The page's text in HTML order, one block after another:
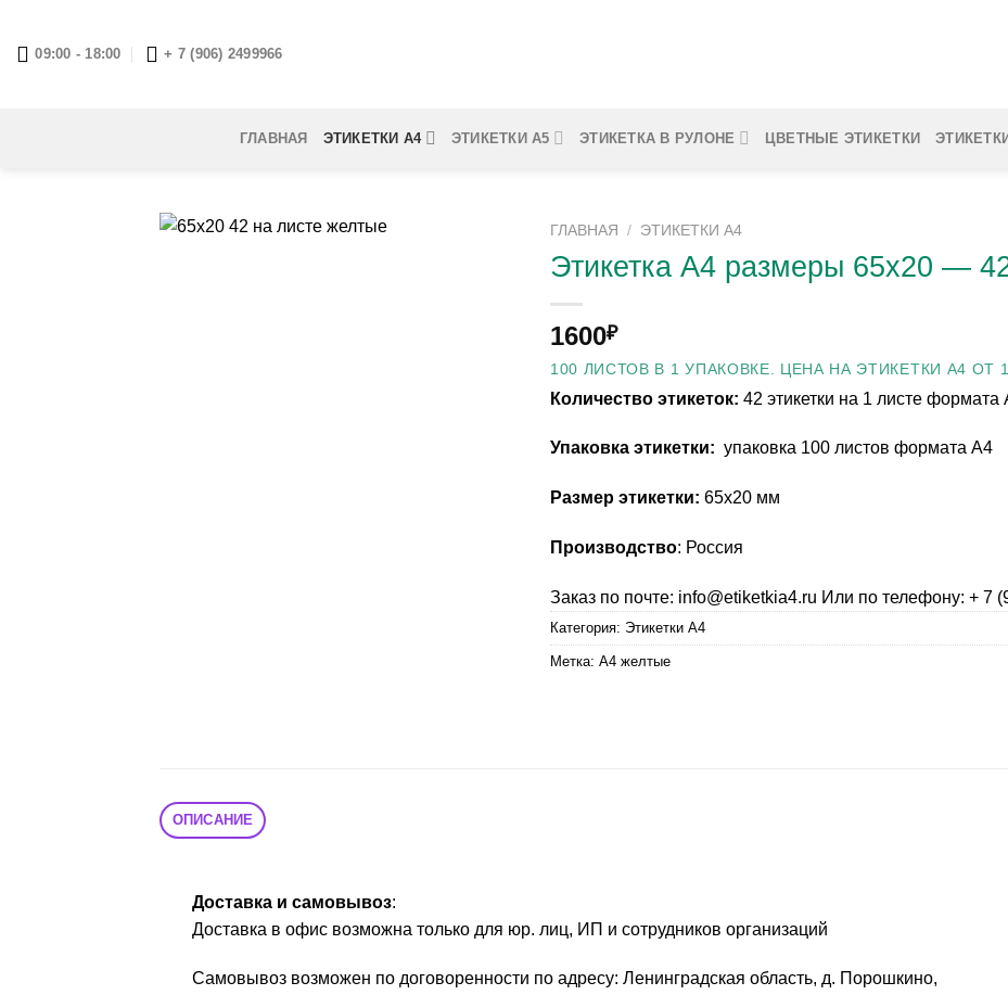
content
09:00 - 18:00 + 7 (906) 2499966
ГЛАВНАЯ ЭТИКЕТКИ А4 ЭТИКЕТКИ А5 ЭТИКЕТКА В РУЛОНЕ ЦВЕТНЫЕ ЭТИКЕТКИ
ГЛАВНАЯ / ЭТИКЕТКИ А4
Этикетка А4 размеры 65х20 —
1600₽
100 ЛИСТОВ В 1 УПАКОВКЕ. ЦЕНА НА ЭТИКЕТКИ А4 ОТ 1
Количество этикеток: 42 этикетки на 1 листе формата
Упаковка этикетки: упаковка 100 листов формата А4
Размер этикетки: 65х20 мм
Производство: Россия
Заказ по почте: info@etiketkia4.ru Или по телефону: + 7
Категория: Этикетки А4
Метка: А4 желтые
ОПИСАНИЕ
Доставка и самовывоз:
Доставка в офис возможна только для юр. лиц, ИП и сотрудников организаций
Самовывоз возможен по договоренности по адресу: Ленинградская область, д. Порошкино,